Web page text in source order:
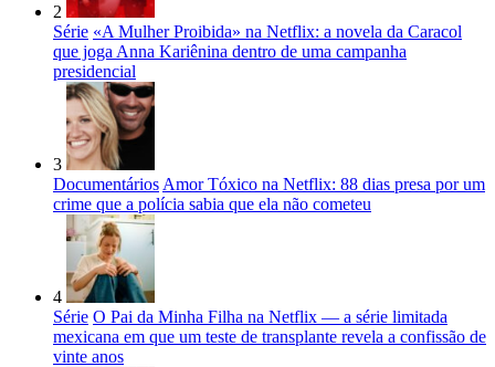
2
Série «A Mulher Proibida» na Netflix: a novela da Caracol
que joga Anna Kariênina dentro de uma campanha
presidencial
3
Documentários Amor Tóxico na Netflix: 88 dias presa por um
crime que a polícia sabia que ela não cometeu
4
Série O Pai da Minha Filha na Netflix — a série limitada
mexicana em que um teste de transplante revela a confissão de
vinte anos